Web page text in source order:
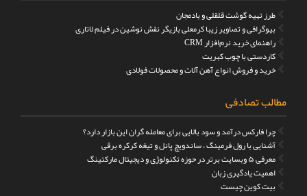
طرز تهیه گوشت قلقلی و بادمجان
بیوگرافی و تصاویر زیبا کرمعلی بازیگر نقش نوشین در فیلم لاتاری
راهنمای خرید نرم‌افزار CRM
کاردستی با چوب کبریت
خرید و فروش انواع آهن آلات و محصولات فولادی
مطالب تصادفی
چرا فارکس درآمد و سود بالایی برای معامله گران این بازار دارد؟
آشنایی با رول فرمینگ ، ساندویچ پانل و تیغه کرکره برقی
معرفی ۵ وبسایت برتر در حوزه تکنولوژی و دیجیتال مارکتینگ
اهمیت یادگیری زبان
بیت کوین چیست